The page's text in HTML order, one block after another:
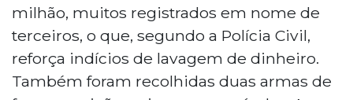
milhão, muitos registrados em nome de
terceiros, o que, segundo a Polícia Civil,
reforça indícios de lavagem de dinheiro.
Também foram recolhidas duas armas de